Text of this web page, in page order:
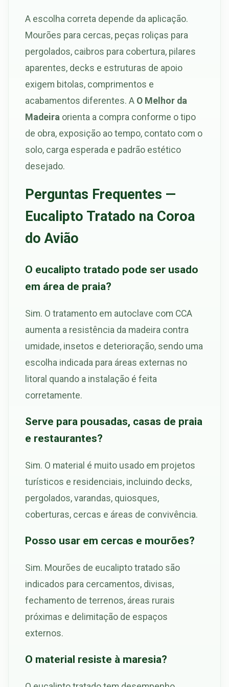
A escolha correta depende da aplicação.
Mourões para cercas, peças roliças para
pergolados, caibros para cobertura, pilares
aparentes, decks e estruturas de apoio
exigem bitolas, comprimentos e
acabamentos diferentes. A O Melhor da
Madeira orienta a compra conforme o tipo
de obra, exposição ao tempo, contato com o
solo, carga esperada e padrão estético
desejado.
Perguntas Frequentes —
Eucalipto Tratado na Coroa
do Avião
O eucalipto tratado pode ser usado
em área de praia?
Sim. O tratamento em autoclave com CCA
aumenta a resistência da madeira contra
umidade, insetos e deterioração, sendo uma
escolha indicada para áreas externas no
litoral quando a instalação é feita
corretamente.
Serve para pousadas, casas de praia
e restaurantes?
Sim. O material é muito usado em projetos
turísticos e residenciais, incluindo decks,
pergolados, varandas, quiosques,
coberturas, cercas e áreas de convivência.
Posso usar em cercas e mourões?
Sim. Mourões de eucalipto tratado são
indicados para cercamentos, divisas,
fechamento de terrenos, áreas rurais
próximas e delimitação de espaços
externos.
O material resiste à maresia?